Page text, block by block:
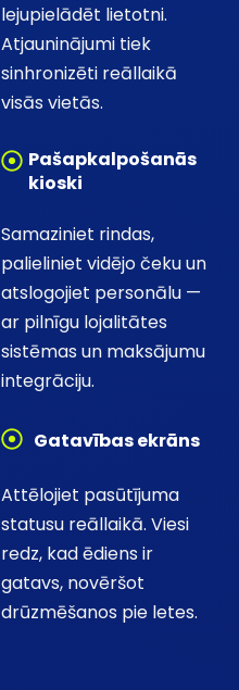
lejupielādēt lietotni.
Atjauninājumi tiek
sinhronizēti reāllaikā
visās vietās.
Pašapkalpošanās
kioski
Samaziniet rindas,
palieliniet vidējo čeku un
atslogojiet personālu —
ar pilnīgu lojalitātes
sistēmas un maksājumu
integrāciju.
Gatavības ekrāns
Attēlojiet pasūtījuma
statusu reāllaikā. Viesi
redz, kad ēdiens ir
gatavs, novēršot
drūzmēšanos pie letes.